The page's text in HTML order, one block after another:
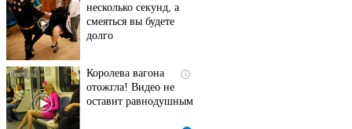
несколько секунд, а
смеяться вы будете
долго
i
Королева вагона
отожгла! Видео не
оставит равнодушным